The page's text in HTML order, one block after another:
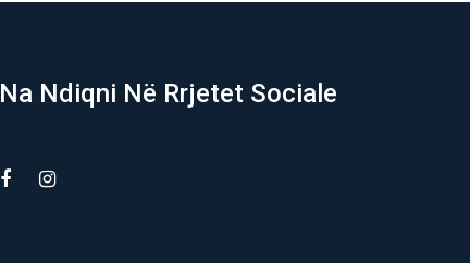
Na Ndiqni Në Rrjetet Sociale